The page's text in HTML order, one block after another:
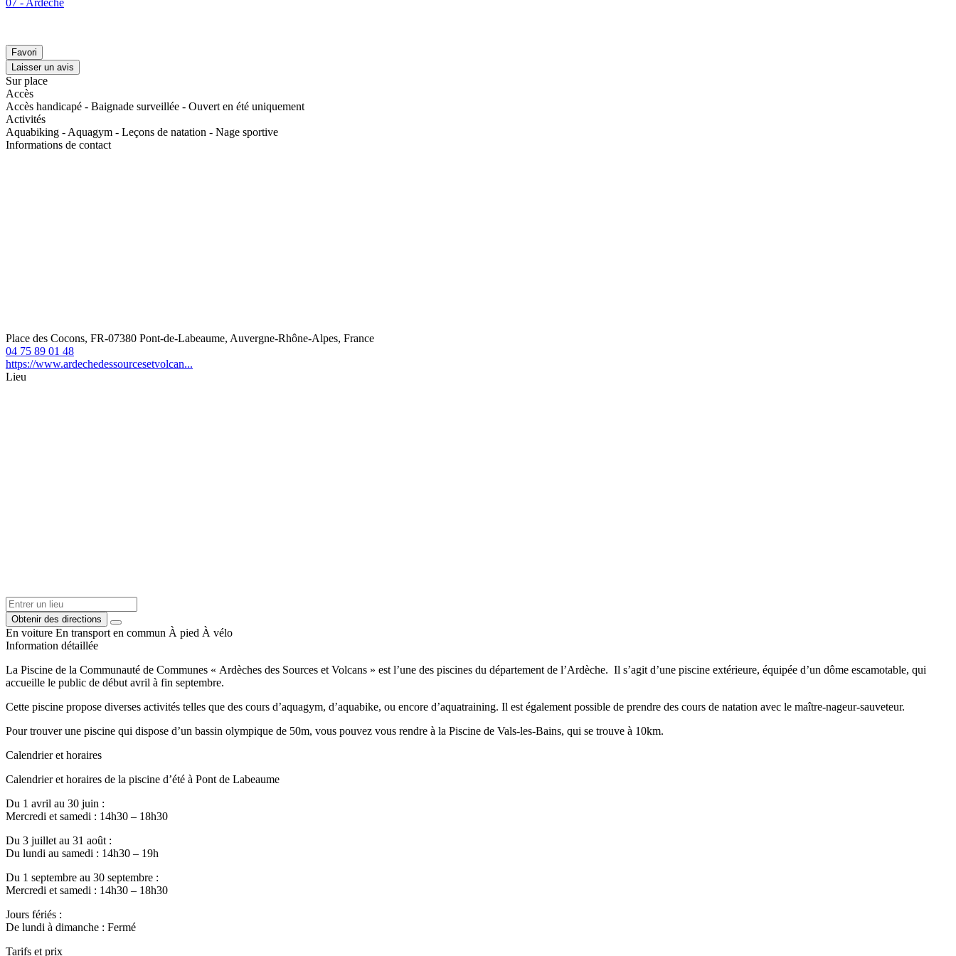
Favori
Laisser un avis
Sur place
Accès
Accès handicapé - Baignade surveillée - Ouvert en été uniquement
Activités
Aquabiking - Aquagym - Leçons de natation - Nage sportive
Informations de contact
Place des Cocons, FR-07380 Pont-de-Labeaume, Auvergne-Rhône-Alpes, France
04 75 89 01 48
https://www.ardechedessourcesetvolcan...
Lieu
Obtenir des directions
En voiture En transport en commun À pied À vélo
Information détaillée
La Piscine de la Communauté de Communes « Ardèches des Sources et Volcans » est l’une des piscines du département de l’Ardèche. Il s’agit d’une piscine extérieure, équipée d’un dôme escamotable, qui
accueille le public de début avril à fin septembre.
Cette piscine propose diverses activités telles que des cours d’aquagym, d’aquabike, ou encore d’aquatraining. Il est également possible de prendre des cours de natation avec le maître-nageur-sauveteur.
Pour trouver une piscine qui dispose d’un bassin olympique de 50m, vous pouvez vous rendre à la Piscine de Vals-les-Bains, qui se trouve à 10km.
Calendrier et horaires
Calendrier et horaires de la piscine d’été à Pont de Labeaume
Du 1 avril au 30 juin :
Mercredi et samedi : 14h30 – 18h30
Du 3 juillet au 31 août :
Du lundi au samedi : 14h30 – 19h
Du 1 septembre au 30 septembre :
Mercredi et samedi : 14h30 – 18h30
Jours fériés :
De lundi à dimanche : Fermé
Tarifs et prix